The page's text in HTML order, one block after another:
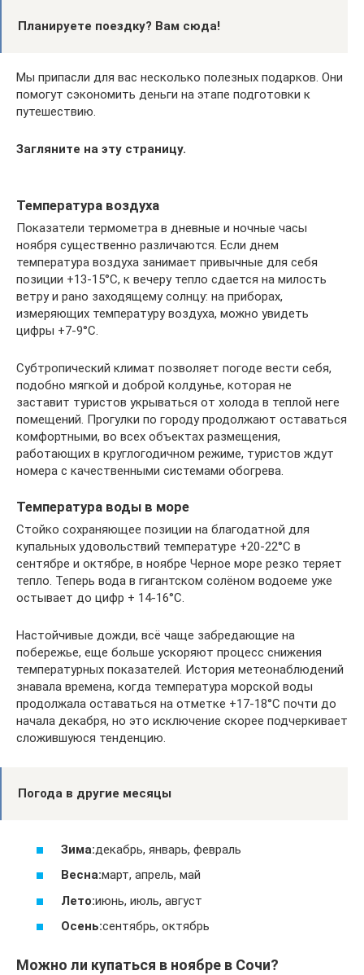
Планируете поездку? Вам сюда!
Мы припасли для вас несколько полезных подарков. Они
помогут сэкономить деньги на этапе подготовки к
путешествию.
Загляните на эту страницу.
Температура воздуха
Показатели термометра в дневные и ночные часы
ноября существенно различаются. Если днем
температура воздуха занимает привычные для себя
позиции +13-15°C, к вечеру тепло сдается на милость
ветру и рано заходящему солнцу: на приборах,
измеряющих температуру воздуха, можно увидеть
цифры +7-9°C.
Субтропический климат позволяет погоде вести себя,
подобно мягкой и доброй колдунье, которая не
заставит туристов укрываться от холода в теплой неге
помещений. Прогулки по городу продолжают оставаться
комфортными, во всех объектах размещения,
работающих в круглогодичном режиме, туристов ждут
номера с качественными системами обогрева.
Температура воды в море
Стойко сохраняющее позиции на благодатной для
купальных удовольствий температуре +20-22°C в
сентябре и октябре, в ноябре Черное море резко теряет
тепло. Теперь вода в гигантском солёном водоеме уже
остывает до цифр + 14-16°C.
Настойчивые дожди, всё чаще забредающие на
побережье, еще больше ускоряют процесс снижения
температурных показателей. История метеонаблюдений
знавала времена, когда температура морской воды
продолжала оставаться на отметке +17-18°C почти до
начала декабря, но это исключение скорее подчеркивает
сложившуюся тенденцию.
Погода в другие месяцы
Зима:декабрь, январь, февраль
Весна:март, апрель, май
Лето:июнь, июль, август
Осень:сентябрь, октябрь
Можно ли купаться в ноябре в Сочи?